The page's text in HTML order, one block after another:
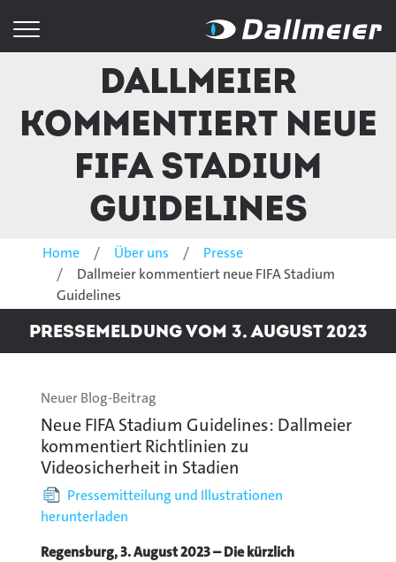
Dallmeier
kommentiert neue
FIFA Stadium
Guidelines
Home Über uns
Presse
Dallmeier kommentiert neue FIFA Stadium
Guidelines
Pressemeldung vom 3. August 2023
Neuer Blog-Beitrag
Neue FIFA Stadium Guidelines: Dallmeier
kommentiert Richtlinien zu
Videosicherheit in Stadien
Pressemitteilung und Illustrationen
herunterladen
Regensburg, 3. August 2023– Die kürzlich